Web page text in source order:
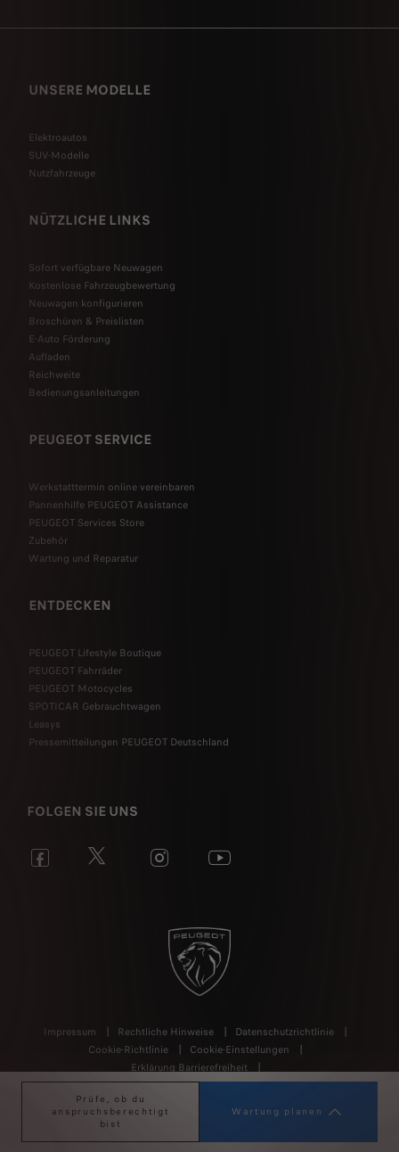
Prüfe, ob du
anspruchsberechtigt
bist
Wartung planen
UNSERE MODELLE
Elektroautos
SUV-Modelle
Nutzfahrzeuge
NÜTZLICHE LINKS
Sofort verfügbare Neuwagen
Kostenlose Fahrzeugbewertung
Neuwagen konfigurieren
Broschüren & Preislisten
E-Auto Förderung
Aufladen
Reichweite
Bedienungsanleitungen
PEUGEOT SERVICE
Werkstatttermin online vereinbaren
Pannenhilfe PEUGEOT Assistance
PEUGEOT Services Store
Zubehör
Wartung und Reparatur
ENTDECKEN
PEUGEOT Lifestyle Boutique
PEUGEOT Fahrräder
PEUGEOT Motocycles
SPOTICAR Gebrauchtwagen
Leasys
Pressemitteilungen PEUGEOT Deutschland
FOLGEN SIE UNS
Impressum Rechtliche Hinweise
Datenschutzrichtlinie
Cookie-Richtlinie
Cookie-Einstellungen
Erklärung Barrierefreiheit
Allgemeine Geschäftsbedingungen Verkauf
Data Act
Die auf dieser Website abgebildeten Fahrzeuge stellen